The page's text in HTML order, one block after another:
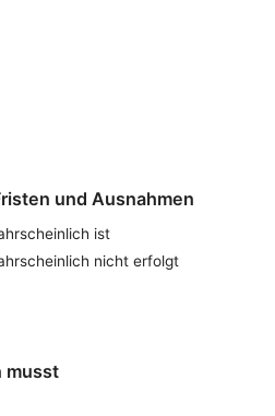
und Ausnahmen
ist
nicht erfolgt
musst